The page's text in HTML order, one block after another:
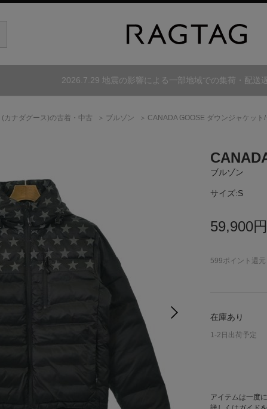
2026.7.29 地震の影響による一部地域での集荷・配送
(カナダグース)の古着・中古 ブルゾン CANADA GOOSE ダウンジャケット
ブルゾン
サイズ:S
59,900円
599ポイント還元
在庫あり
1-2日出荷予定
アイテムは一度